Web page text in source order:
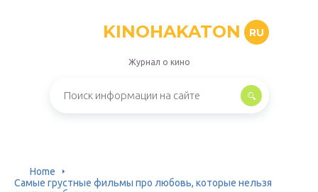
KINOHAKATON RU
Журнал о кино
Home
Самые грустные фильмы про любовь, которые нельзя